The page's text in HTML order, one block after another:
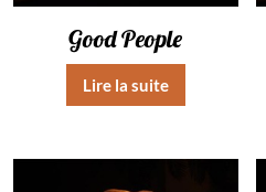
Good People
Lire la suite